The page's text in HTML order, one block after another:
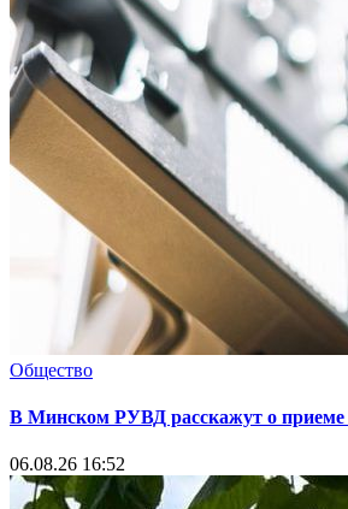
Общество
В Минском РУВД расскажут о приеме
06.08.26 16:52